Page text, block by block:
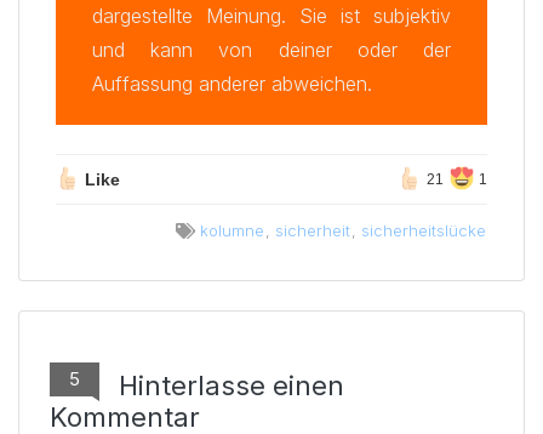
dargestellte Meinung. Sie ist subjektiv
und kann von deiner oder der
Auffassung anderer abweichen.
Like 21 1
kolumne sicherheit sicherheitslücke
5
Hinterlasse einen
Kommentar